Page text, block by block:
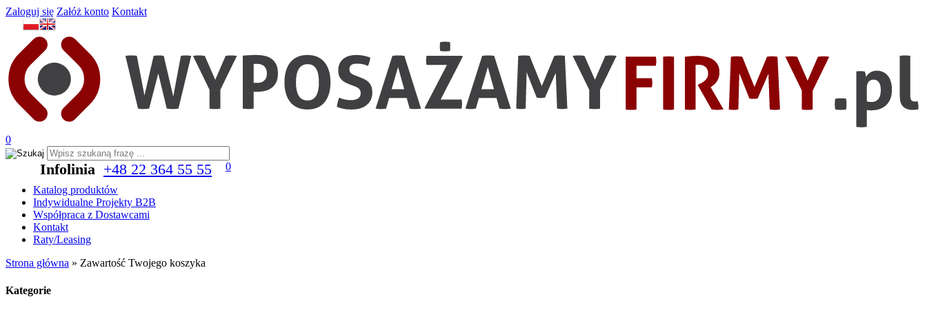
Zaloguj się Załóż konto Kontakt
0
Infolinia +48 22 364 55 55
0
Katalog produktów
Indywidualne Projekty B2B
Współpraca z Dostawcami
Kontakt
Raty/Leasing
Strona główna » Zawartość Twojego koszyka
Kategorie